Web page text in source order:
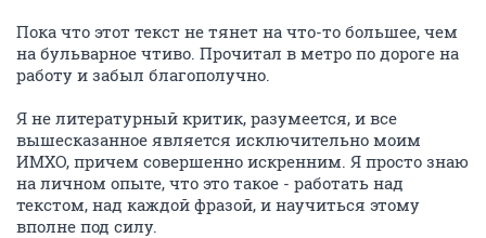
Пока что этот текст не тянет на что-то большее, чем
на бульварное чтиво. Прочитал в метро по дороге на
работу и забыл благополучно.
Я не литературный критик, разумеется, и все
вышесказанное является исключительно моим
ИМХО, причем совершенно искренним. Я просто знаю
на личном опыте, что это такое - работать над
текстом, над каждой фразой, и научиться этому
вполне под силу.